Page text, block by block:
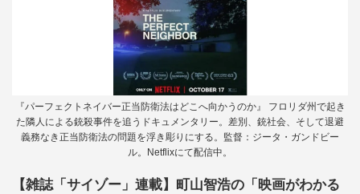
『パーフェクトネイバー正当防衛法はどこへ向かうのか』 フロリダ州で起き
た隣人による銃殺事件を追うドキュメンタリー。差別、銃社会、そして退避
義務なき正当防衛法の問題を浮き彫りにする。監督：ジータ・ガンドビー
ル。Netflixにて配信中。
【雑誌「サイゾー」連載】町山智浩の「映画がわかる